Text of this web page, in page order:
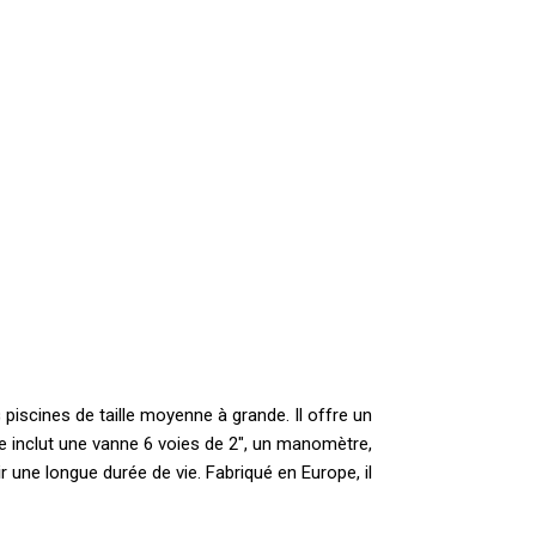
de taille moyenne à grande. Il offre un
une vanne 6 voies de 2″, un manomètre,
longue durée de vie. Fabriqué en Europe, il